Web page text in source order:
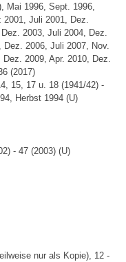
Mai 1996, Sept. 1996,
2001, Juli 2001, Dez.
2003, Juli 2004, Dez.
2006, Juli 2007, Nov.
2009, Apr. 2010, Dez.
(2017)
15, 17 u. 18 (1941/42) -
Herbst 1994 (U)
- 47 (2003) (U)
nur als Kopie), 12 -